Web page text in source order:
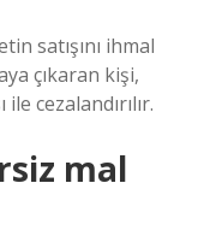
satışını ihmal
çıkaran kişi,
cezalandırılır.
mal